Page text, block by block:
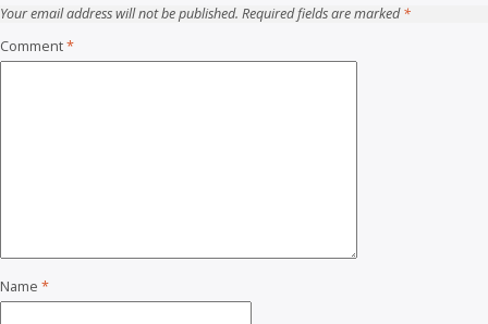
Your email address will not be published. Required fields are marked*
Comment*
Name *